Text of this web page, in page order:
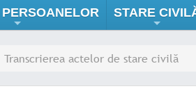
STARE
Transcrierea actelor de stare civilă